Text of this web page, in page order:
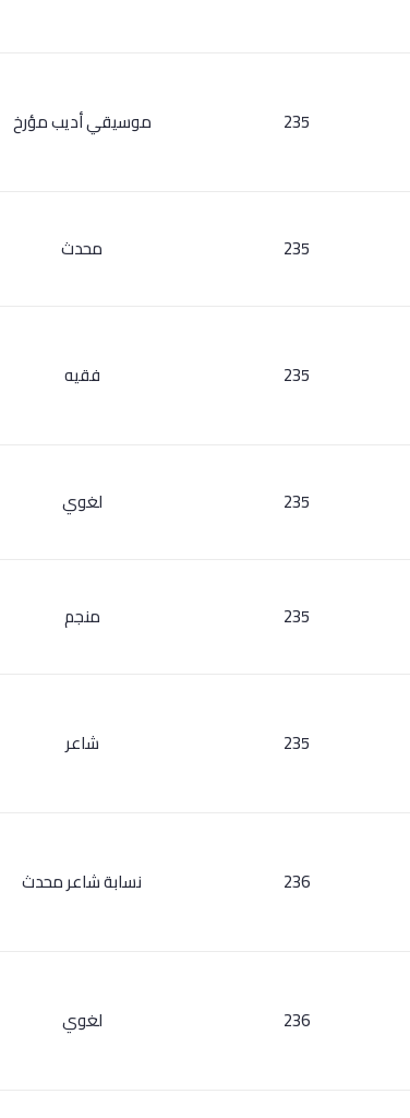
235 موسيقي أديب مؤرخ
235 محدث
235 فقيه
235 لغوي
235 منجم
235 شاعر
236 نسابة شاعر محدث
236 لغوي